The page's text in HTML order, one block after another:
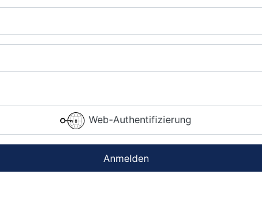
Web-Authentifizierung
Anmelden